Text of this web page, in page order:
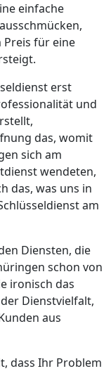
einfache
Preis für eine
erst
und
das, womit
sich am
wendeten,
das, was uns in
am
Diensten, die
schon von
ironisch das
Dienstvielfalt,
aus
dass Ihr Problem